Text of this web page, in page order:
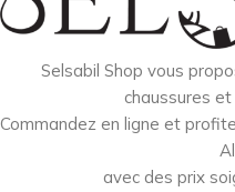
Selsabil Shop vous
chaussures
Commandez en ligne et
avec des prix